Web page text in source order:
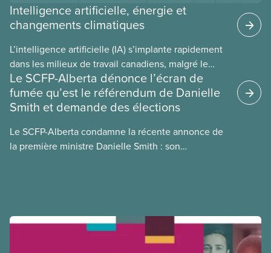
Intelligence artificielle, énergie et
changements climatiques
L’intelligence artificielle (IA) s’implante rapidement
dans les milieux de travail canadiens, malgré le
manque de lois et de règlements pour l’encadrer et
de tests menés en amont. Le présent document
d’information porte sur la consommation
environnementales, le rôle du secteur privé dans
l’intensification de ces conséquences et les
Le SCFP-Alberta dénonce l’écran de
fumée qu’est le référendum de Danielle
Smith et demande des élections
Le SCFP-Alberta condamne la récente annonce de
la première ministre Danielle Smith : son